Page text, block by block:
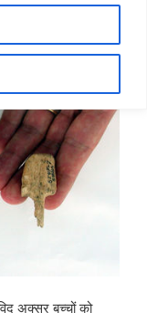
का
अक्सर बच्चों को